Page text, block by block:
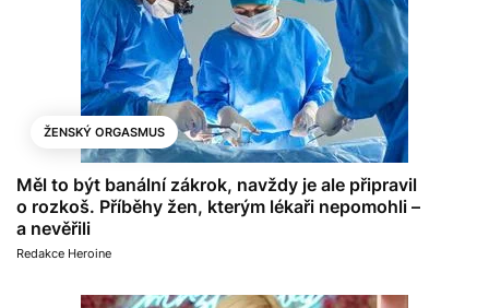
ŽENSKÝ ORGASMUS
Měl to být banální zákrok, navždy je ale připravil
o rozkoš. Příběhy žen, kterým lékaři nepomohli –
a nevěřili
Redakce Heroine